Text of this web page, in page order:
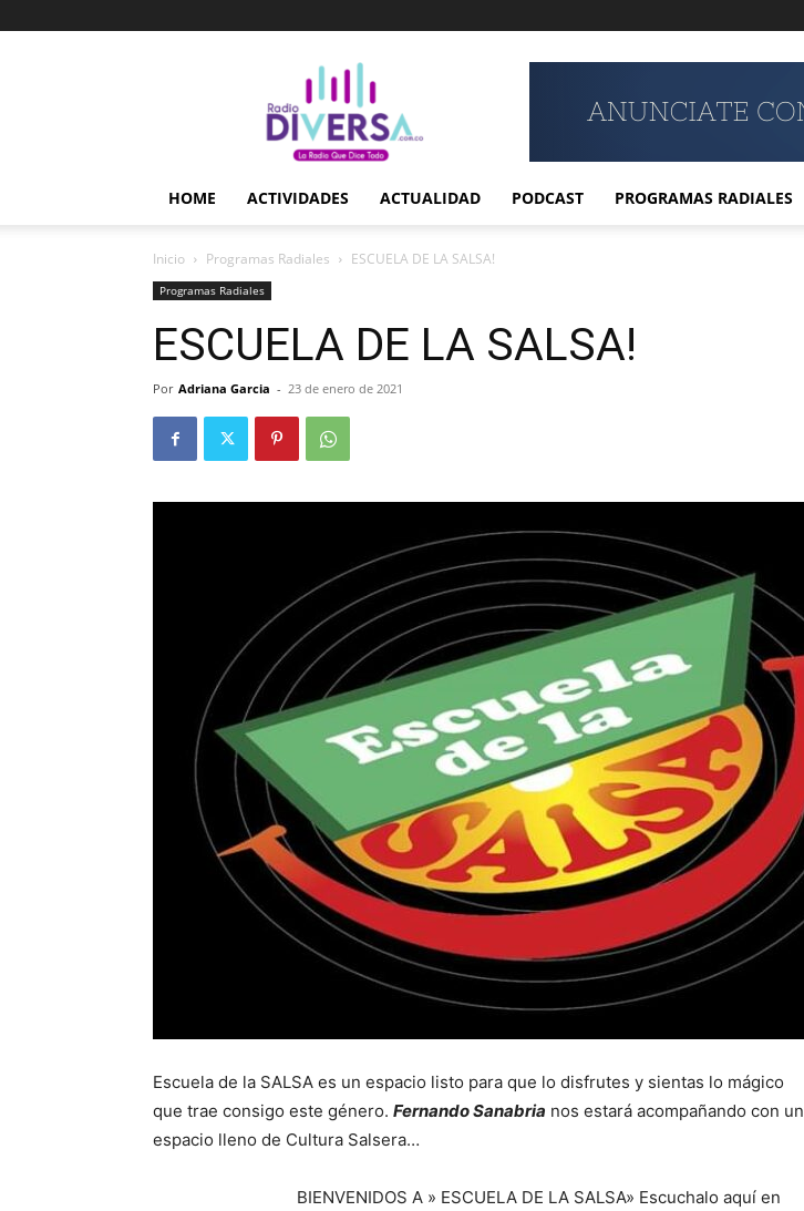
Radio
–
La
Radio
Que
HOME ACTIVIDADES ACTUALIDAD PODCAST PROGRAMAS RADIALES
Inicio Programas Radiales ESCUELA DE LA SALSA!
Programas Radiales
ESCUELA DE LA SALSA!
Por Adriana Garcia - 23 de enero de 2021
Escuela de la SALSA es un espacio listo para que lo disfrutes y sientas lo mágico
que trae consigo este género. Fernando Sanabria nos estará acompañando con un
espacio lleno de Cultura Salsera…
BIENVENIDOS A » ESCUELA DE LA SALSA» Escuchalo aquí en